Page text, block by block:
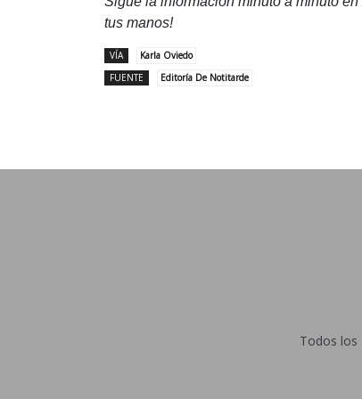
tus manos!
VÍA
Karla Oviedo
FUENTE
Editoría De Notitarde
Todos los